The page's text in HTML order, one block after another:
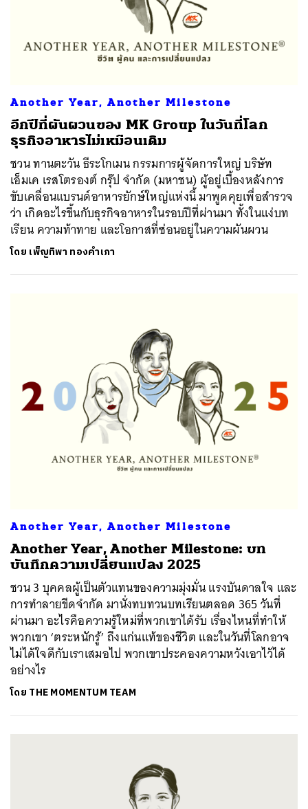
Another Year, Another Milestone
อีกปีที่ผันผวนของ MK Group ในวันที่โลก
ธุรกิจอาหารไม่เหมือนเดิม
ชวน ทานตะวัน ธีระโกเมน กรรมการผู้จัดการใหญ่ บริษัท
เอ็มเค เรสโตรองต์ กรุ๊ป จำกัด (มหาชน) ผู้อยู่เบื้องหลังการ
ขับเคลื่อนแบรนด์อาหารยักษ์ใหญ่แห่งนี้ มาพูดคุยเพื่อสำรวจ
ว่า เกิดอะไรขึ้นกับธุรกิจอาหารในรอบปีที่ผ่านมา ทั้งในแง่บท
เรียน ความท้าทาย และโอกาสที่ซ่อนอยู่ในความผันผวน
โดย เพ็ญทิพา ทองคำเภา
Another Year, Another Milestone
Another Year, Another Milestone: บท
บันทึกความเปลี่ยนแปลง 2025
ชวน 3 บุคคลผู้เป็นตัวแทนของความมุ่งมั่น แรงบันดาลใจ และ
การทำลายขีดจำกัด มานั่งทบทวนบทเรียนตลอด 365 วันที่
ผ่านมา อะไรคือความรู้ใหม่ที่พวกเขาได้รับ เรื่องไหนที่ทำให้
พวกเขา ‘ตระหนักรู้’ ถึงแก่นแท้ของชีวิต และในวันที่โลกอาจ
ไม่ได้ใจดีกับเราเสมอไป พวกเขาประคองความหวังเอาไว้ได้
อย่างไร
โดย THE MOMENTUM TEAM